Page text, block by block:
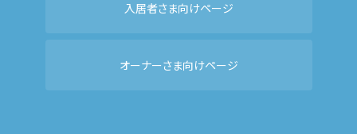
入居者さま向けページ
オーナーさま向けページ